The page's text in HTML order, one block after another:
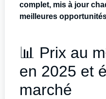
complet, mis à jour
meilleures
📊 Prix au
en 2025 et
marché